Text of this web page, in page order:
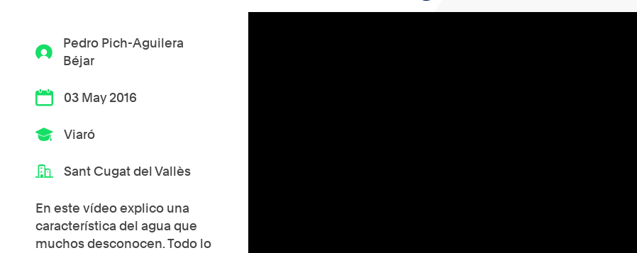
Pedro Pich-Aguilera
Béjar
03 May 2016
Viaró
Sant Cugat del Vallès
En este vídeo explico una
característica del agua que
muchos desconocen. Todo lo